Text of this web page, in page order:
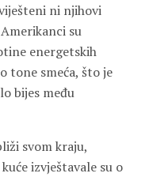
ni njihovi
su
energetskih
tone smeća, što je
bijes među
svom kraju,
izvještavale su o